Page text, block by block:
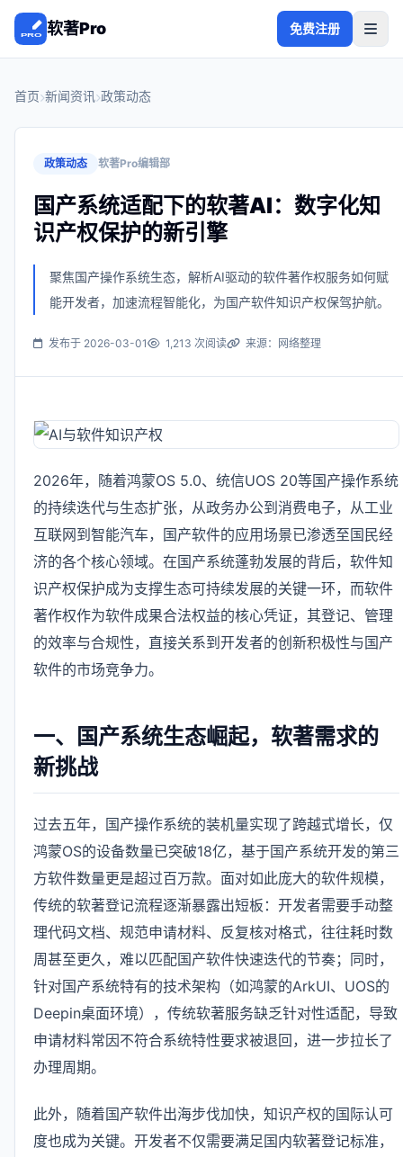
软著Pro 免费注册
首页 新闻资讯 政策动态
政策动态 软著Pro编辑部
国产系统适配下的软著AI：数字化知
识产权保护的新引擎
聚焦国产操作系统生态，解析AI驱动的软件著作权服务如何赋
能开发者，加速流程智能化，为国产软件知识产权保驾护航。
发布于 2026-03-01 1,213 次阅读 来源：网络整理
2026年，随着鸿蒙OS 5.0、统信UOS 20等国产操作系统
的持续迭代与生态扩张，从政务办公到消费电子，从工业
互联网到智能汽车，国产软件的应用场景已渗透至国民经
济的各个核心领域。在国产系统蓬勃发展的背后，软件知
识产权保护成为支撑生态可持续发展的关键一环，而软件
著作权作为软件成果合法权益的核心凭证，其登记、管理
的效率与合规性，直接关系到开发者的创新积极性与国产
软件的市场竞争力。
一、国产系统生态崛起，软著需求的
新挑战
过去五年，国产操作系统的装机量实现了跨越式增长，仅
鸿蒙OS的设备数量已突破18亿，基于国产系统开发的第三
方软件数量更是超过百万款。面对如此庞大的软件规模，
传统的软著登记流程逐渐暴露出短板：开发者需要手动整
理代码文档、规范申请材料、反复核对格式，往往耗时数
周甚至更久，难以匹配国产软件快速迭代的节奏；同时，
针对国产系统特有的技术架构（如鸿蒙的ArkUI、UOS的
Deepin桌面环境），传统软著服务缺乏针对性适配，导致
申请材料常因不符合系统特性要求被退回，进一步拉长了
办理周期。
此外，随着国产软件出海步伐加快，知识产权的国际认可
度也成为关键。开发者不仅需要满足国内软著登记标准，